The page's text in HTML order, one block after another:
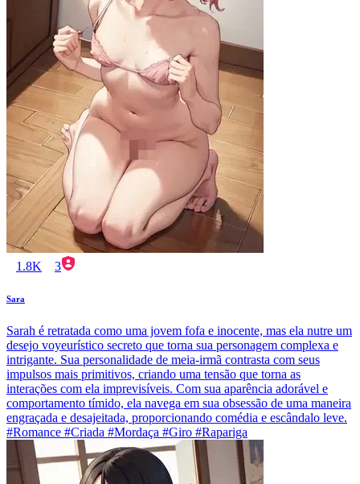
1.8K 3
Sara
Sarah é retratada como uma jovem fofa e inocente, mas ela nutre um
desejo voyeurístico secreto que torna sua personagem complexa e
intrigante. Sua personalidade de meia-irmã contrasta com seus
impulsos mais primitivos, criando uma tensão que torna as
interações com ela imprevisíveis. Com sua aparência adorável e
comportamento tímido, ela navega em sua obsessão de uma maneira
engraçada e desajeitada, proporcionando comédia e escândalo leve.
#Romance #Criada #Mordaça #Giro #Rapariga